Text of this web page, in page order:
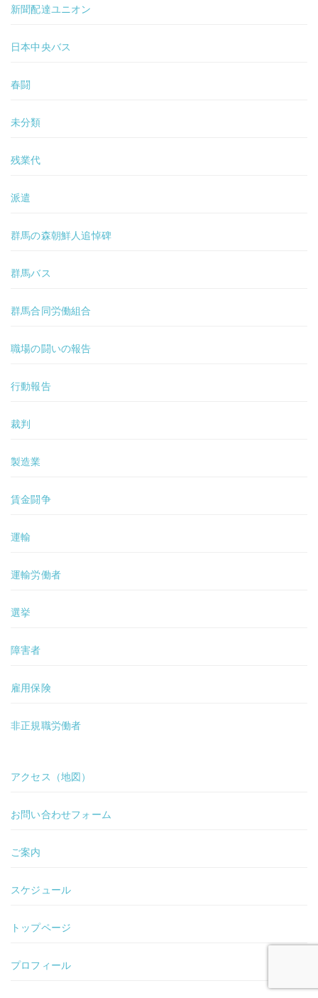
新聞配達ユニオン
日本中央バス
春闘
未分類
残業代
派遣
群馬の森朝鮮人追悼碑
群馬バス
群馬合同労働組合
職場の闘いの報告
行動報告
裁判
製造業
賃金闘争
運輸
運輸労働者
選挙
障害者
雇用保険
非正規職労働者
アクセス（地図）
お問い合わせフォーム
ご案内
スケジュール
トップページ
プロフィール